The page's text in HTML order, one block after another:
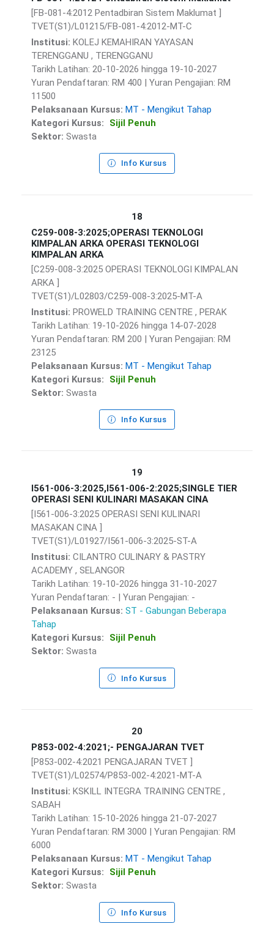
[FB-081-4:2012 Pentadbiran Sistem Maklumat ]
TVET(S1)/L01215/FB-081-4:2012-MT-C
Institusi: KOLEJ KEMAHIRAN YAYASAN
TERENGGANU , TERENGGANU
Tarikh Latihan: 20-10-2026 hingga 19-10-2027
Yuran Pendaftaran: RM 400 | Yuran Pengajian: RM
11500
Pelaksanaan Kursus: MT - Mengikut Tahap
Kategori Kursus:
Sijil Penuh
Sektor: Swasta
Info Kursus
18
C259-008-3:2025;OPERASI TEKNOLOGI
KIMPALAN ARKA OPERASI TEKNOLOGI
KIMPALAN ARKA
[C259-008-3:2025 OPERASI TEKNOLOGI KIMPALAN
ARKA ]
TVET(S1)/L02803/C259-008-3:2025-MT-A
Institusi: PROWELD TRAINING CENTRE , PERAK
Tarikh Latihan: 19-10-2026 hingga 14-07-2028
Yuran Pendaftaran: RM 200 | Yuran Pengajian: RM
23125
Pelaksanaan Kursus: MT - Mengikut Tahap
Kategori Kursus:
Sijil Penuh
Sektor: Swasta
Info Kursus
19
I561-006-3:2025,I561-006-2:2025;SINGLE TIER
OPERASI SENI KULINARI MASAKAN CINA
[I561-006-3:2025 OPERASI SENI KULINARI
MASAKAN CINA ]
TVET(S1)/L01927/I561-006-3:2025-ST-A
Institusi: CILANTRO CULINARY & PASTRY
ACADEMY , SELANGOR
Tarikh Latihan: 19-10-2026 hingga 31-10-2027
Yuran Pendaftaran: - | Yuran Pengajian: -
Pelaksanaan Kursus: ST - Gabungan Beberapa
Tahap
Kategori Kursus:
Sijil Penuh
Sektor: Swasta
Info Kursus
20
P853-002-4:2021;- PENGAJARAN TVET
[P853-002-4:2021 PENGAJARAN TVET ]
TVET(S1)/L02574/P853-002-4:2021-MT-A
Institusi: KSKILL INTEGRA TRAINING CENTRE ,
SABAH
Tarikh Latihan: 15-10-2026 hingga 21-07-2027
Yuran Pendaftaran: RM 3000 | Yuran Pengajian: RM
6000
Pelaksanaan Kursus: MT - Mengikut Tahap
Kategori Kursus:
Sijil Penuh
Sektor: Swasta
Info Kursus